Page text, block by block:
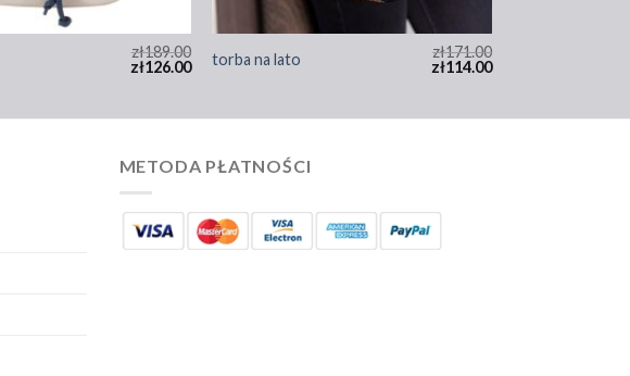
zł189.00
zł126.00 torba na lato zł171.00
zł114.00
METODA PŁATNOŚCI